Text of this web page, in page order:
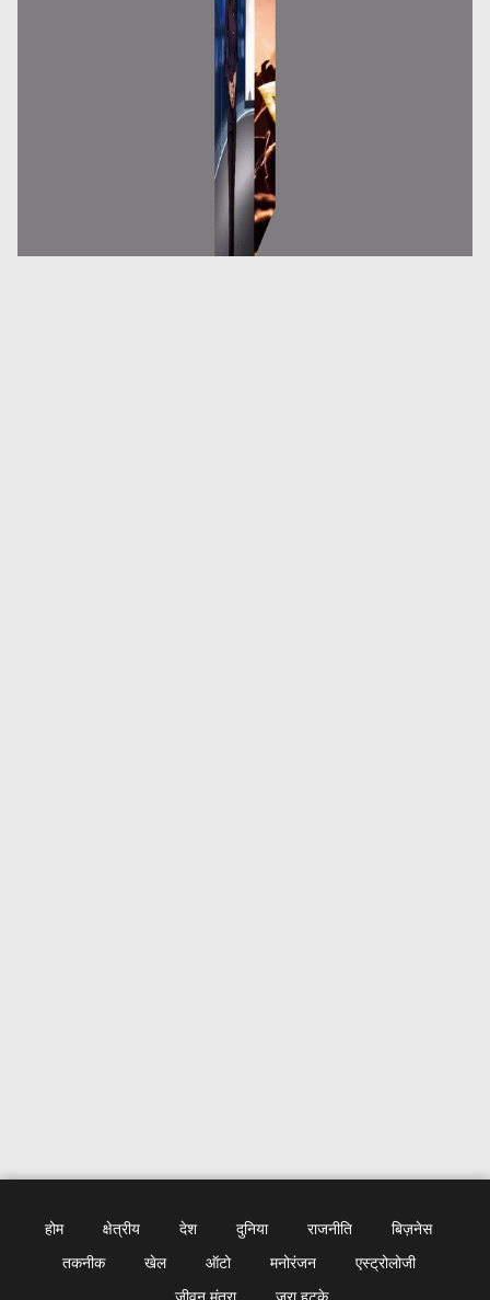
होम क्षेत्रीय देश दुनिया राजनीति
बिज़नेस
तकनीक
खेल ऑटो मनोरंजन
एस्ट्रोलोजी
जीवन मंत्रा
जरा हटके